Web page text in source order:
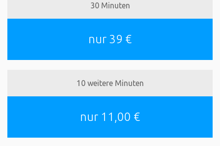
30 Minuten
nur 39 €
10 weitere Minuten
nur 11,00 €